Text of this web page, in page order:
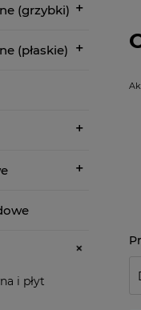
(grzybki)
(płaskie)
i płyt